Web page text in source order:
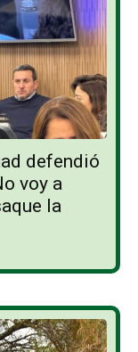
defendió
voy a
la